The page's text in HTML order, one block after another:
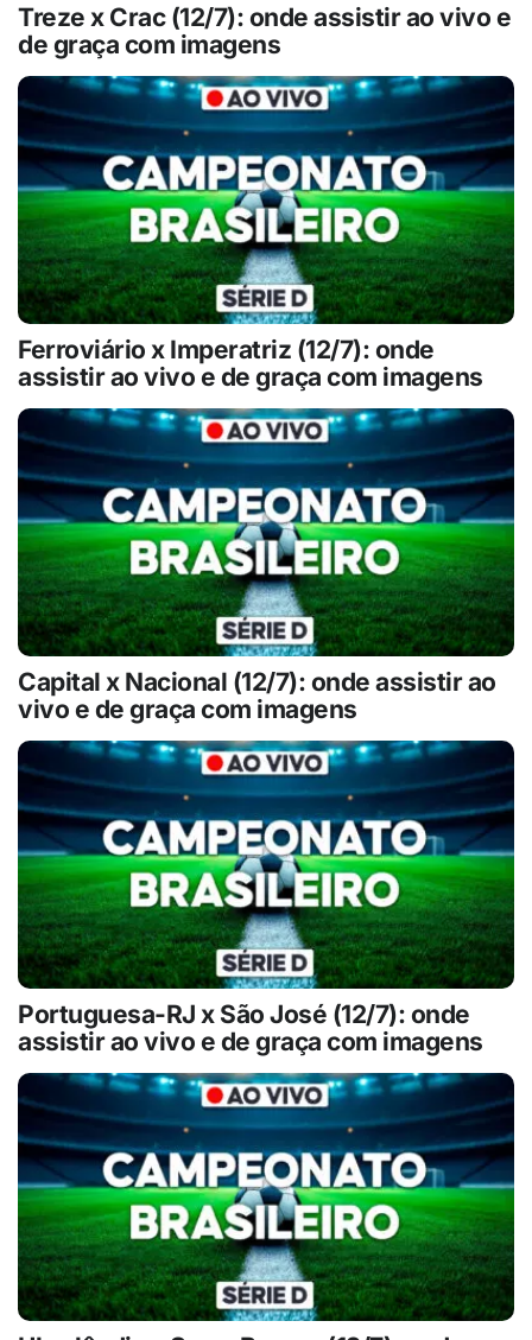
Treze x Crac (12/7): onde assistir ao vivo e
de graça com imagens
Ferroviário x Imperatriz (12/7): onde
assistir ao vivo e de graça com imagens
Capital x Nacional (12/7): onde assistir ao
vivo e de graça com imagens
Portuguesa-RJ x São José (12/7): onde
assistir ao vivo e de graça com imagens